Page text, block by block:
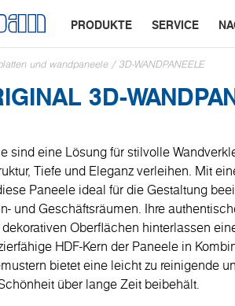
PRODUKTE SERVICE
und wandpaneele / 3D-WANDPANEELE
3D-
sind eine Lösung für stilvolle
Tiefe und Eleganz verleihen. Mit
Paneele ideal für die Gestaltung
und Geschäftsräumen. Ihre
Oberflächen hinterlassen
HDF-Kern der Paneele in
bietet eine leicht zu reinigende
über lange Zeit beibehält.